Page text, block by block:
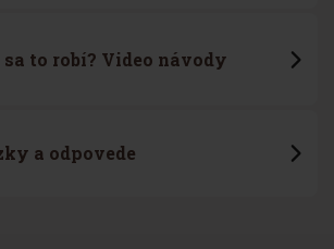
to robí? Video návody
a odpovede